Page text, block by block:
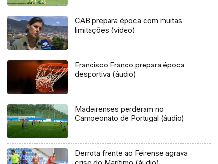
CAB prepara época com muitas
limitações (vídeo)
Francisco Franco prepara época
desportiva (áudio)
Madeirenses perderam no
Campeonato de Portugal (áudio)
Derrota frente ao Feirense agrava